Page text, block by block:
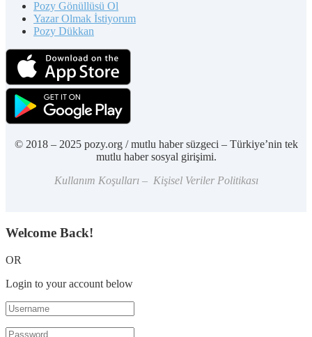
Pozy Gönüllüsü Ol
Yazar Olmak İstiyorum
Pozy Dükkan
© 2018 – 2025 pozy.org / mutlu haber süzgeci – Türkiye’nin tek
mutlu haber sosyal girişimi.
Kullanım Koşulları – Kişisel Veriler Politikası
Welcome Back!
OR
Login to your account below